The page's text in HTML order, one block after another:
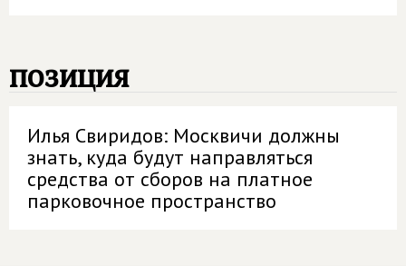
позиция
Илья Свиридов: Москвичи должны
знать, куда будут направляться
средства от сборов на платное
парковочное пространство